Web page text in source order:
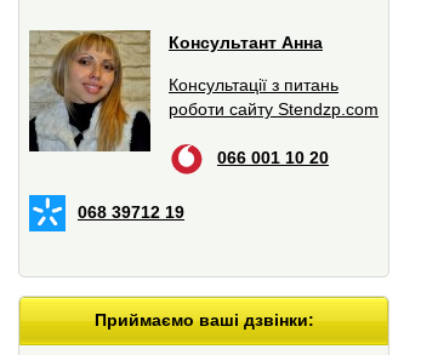
Консультант Анна
Консультації з питань
роботи сайту Stendzp.com
066 001 10 20
068 39712 19
Приймаємо ваші дзвінки: